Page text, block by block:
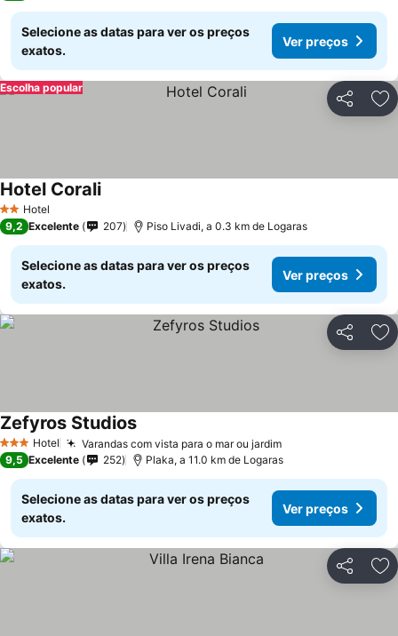
Selecione as datas para ver os preços
exatos.
Ver preços
Partilhar
Escolha popular
2 Estrelas
Hotel
Hotel Corali
9,2 Excelente 207 Piso Livadi, a 0.3 km de Logaras
Selecione as datas para ver os preços
exatos.
Ver preços
Partilhar
3 EstrelasHotel Varandas com vista para o mar ou jardim
Zefyros Studios
9,5 Excelente 252 Plaka, a 11.0 km de Logaras
Selecione as datas para ver os preços
exatos.
Ver preços
Partilhar